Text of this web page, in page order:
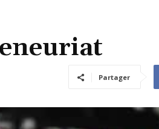
Partager